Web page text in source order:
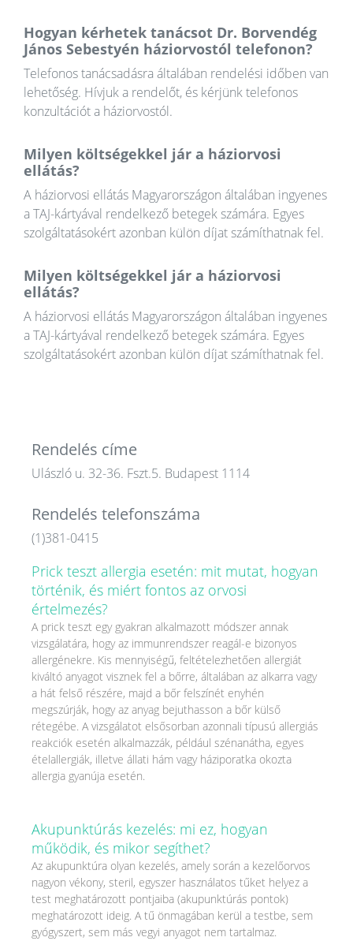
Hogyan kérhetek tanácsot Dr. Borvendég
János Sebestyén háziorvostól telefonon?
Telefonos tanácsadásra általában rendelési időben van
lehetőség. Hívjuk a rendelőt, és kérjünk telefonos
konzultációt a háziorvostól.
Milyen költségekkel jár a háziorvosi
ellátás?
A háziorvosi ellátás Magyarországon általában ingyenes
a TAJ-kártyával rendelkező betegek számára. Egyes
szolgáltatásokért azonban külön díjat számíthatnak fel.
Milyen költségekkel jár a háziorvosi
ellátás?
A háziorvosi ellátás Magyarországon általában ingyenes
a TAJ-kártyával rendelkező betegek számára. Egyes
szolgáltatásokért azonban külön díjat számíthatnak fel.
Rendelés címe
Ulászló u. 32-36. Fszt.5. Budapest 1114
Rendelés telefonszáma
(1)381-0415
Prick teszt allergia esetén: mit mutat, hogyan
történik, és miért fontos az orvosi
értelmezés?
A prick teszt egy gyakran alkalmazott módszer annak
vizsgálatára, hogy az immunrendszer reagál-e bizonyos
allergénekre. Kis mennyiségű, feltételezhetően allergiát
kiváltó anyagot visznek fel a bőrre, általában az alkarra vagy
a hát felső részére, majd a bőr felszínét enyhén
megszúrják, hogy az anyag bejuthasson a bőr külső
rétegébe. A vizsgálatot elsősorban azonnali típusú allergiás
reakciók esetén alkalmazzák, például szénanátha, egyes
ételallergiák, illetve állati hám vagy háziporatka okozta
allergia gyanúja esetén.
Akupunktúrás kezelés: mi ez, hogyan
működik, és mikor segíthet?
Az akupunktúra olyan kezelés, amely során a kezelőorvos
nagyon vékony, steril, egyszer használatos tűket helyez a
test meghatározott pontjaiba (akupunktúrás pontok)
meghatározott ideig. A tű önmagában kerül a testbe, sem
gyógyszert, sem más vegyi anyagot nem tartalmaz.